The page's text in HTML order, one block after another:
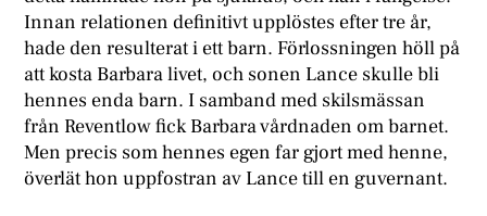
Innan relationen definitivt upplöstes efter tre år,
hade den resulterat i ett barn. Förlossningen höll på
att kosta Barbara livet, och sonen Lance skulle bli
hennes enda barn. I samband med skilsmässan
från Reventlow fick Barbara vårdnaden om barnet.
Men precis som hennes egen far gjort med henne,
överlät hon uppfostran av Lance till en guvernant.